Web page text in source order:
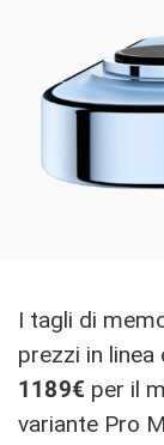
I tagli di
prezzi in linea
1189€ per il
variante Pro